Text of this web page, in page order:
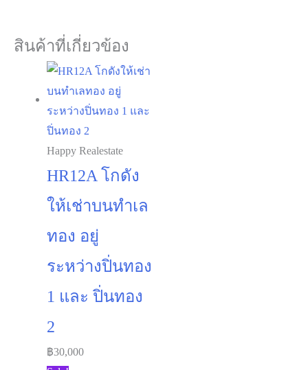
สินค้าที่เกี่ยวข้อง
Happy Realestate
HR12A โกดัง
ให้เช่าบนทำเล
ทอง อยู่
ระหว่างปิ่นทอง
1 และ ปิ่นทอง
2
฿30,000